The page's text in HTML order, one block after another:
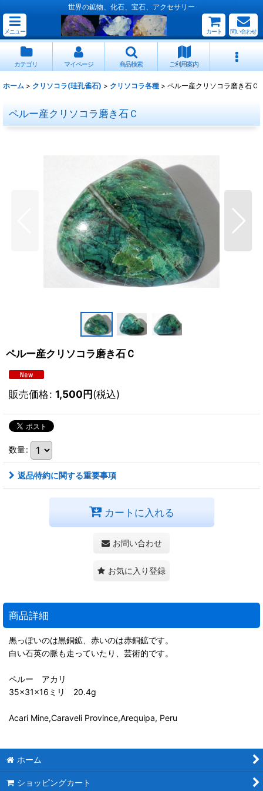
世界の鉱物、化石、宝石、アクセサリー
メニュー カート 問い合わせ
カテゴリ マイページ 商品検索 ご利用案内
ホーム > クリソコラ(珪孔雀石) > クリソコラ各種 > ペルー産クリソコラ磨き石Ｃ
ペルー産クリソコラ磨き石Ｃ
ペルー産クリソコラ磨き石Ｃ
販売価格: 1,500円(税込)
数量:
返品特約に関する重要事項
カートに入れる
お問い合わせ
お気に入り登録
商品詳細
黒っぽいのは黒銅鉱、赤いのは赤銅鉱です。
白い石英の脈も走っていたり、芸術的です。
ペルー アカリ
35×31×16ミリ 20.4g
Acari Mine,Caraveli Province,Arequipa, Peru
ホーム
ショッピングカート